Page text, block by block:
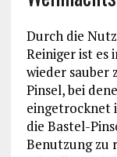
Durch die
Reiniger ist es
wieder sauber
Pinsel, bei
eingetrocknet
die Bastel-
Benutzung zu